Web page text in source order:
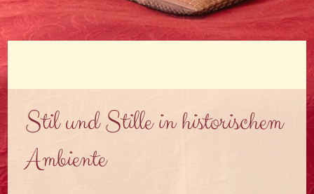
Stil und Stille in historischem
Ambiente